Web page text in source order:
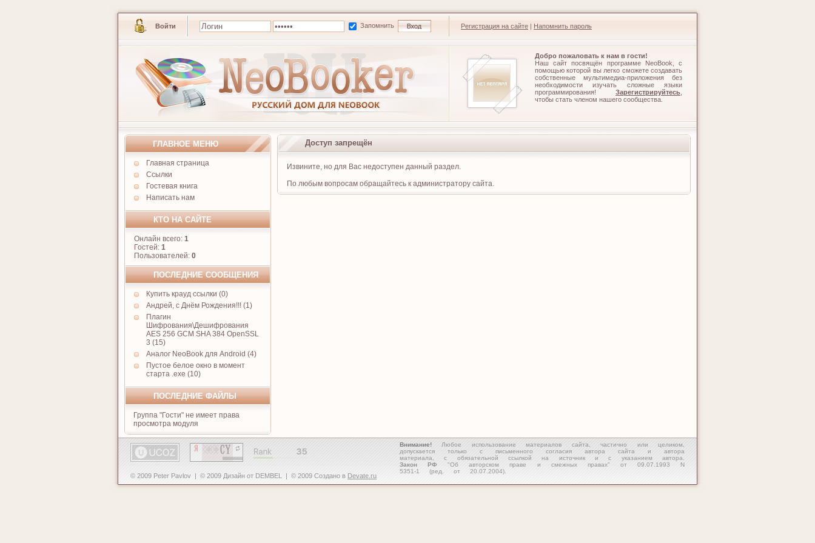
Войти Запомнить Регистрация на сайте | Напомнить пароль
Добро пожаловать к нам в гости!
Наш сайт посвящён программе NeoBook, с
помощью которой вы легко сможете создавать
собственные мультимедиа-приложения без
необходимости изучать сложные языки
программирования! Зарегистрируйтесь
чтобы стать членом нашего сообщества.
ГЛАВНОЕ МЕНЮ
Главная страница
Ссылки
Гостевая книга
Написать нам
КТО НА САЙТЕ
Онлайн всего: 1
Гостей: 1
Пользователей: 0
ПОСЛЕДНИЕ СООБЩЕНИЯ
Купить крауд ссылки (0)
Андрей, с Днём Рождения!!! (1)
Плагин
Шифрования\Дешифрования
AES 256 GCM SHA 384 OpenSSL
3 (15)
Аналог NeoBook для Android (4)
Пустое белое окно в момент
старта .exe (10)
ПОСЛЕДНИЕ ФАЙЛЫ
Группа "Гости" не имеет права
просмотра модуля
Доступ запрещён
Извините, но для Вас недоступен данный раздел.
По любым вопросам обращайтесь к администратору сайта.
Внимание! Любое использование материалов сайта, частично или целиком,
допускается только с письменного согласия автора сайта и автора
материала, с обязательной ссылкой на источник и с указанием автора.
Закон РФ "Об авторском праве и смежных правах" от 09.07.1993 N
5351-1 (ред. от 20.07.2004).
© 2009 Peter Pavlov | © 2009 Дизайн от DEMBEL | © 2009 Создано в Devate.ru